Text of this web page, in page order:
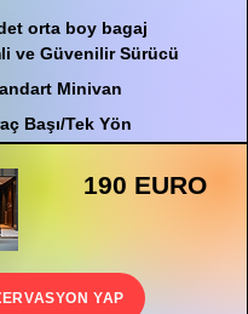
orta boy bagaj
ve Güvenilir Sürücü
Minivan
Başı/Tek Yön
190 EURO
YAP